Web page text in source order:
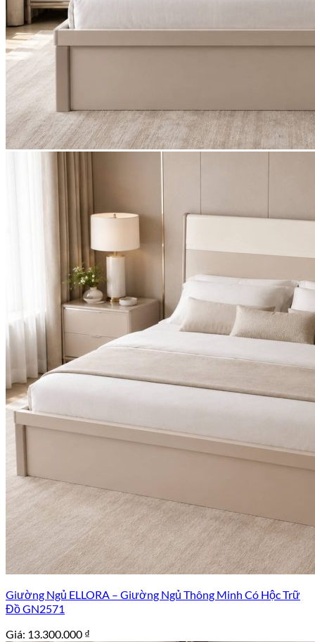
Giường Ngủ ELLORA – Giường Ngủ Thông Minh Có Hộc Trữ
Đồ GN2571
Giá: 13.300.000 ₫